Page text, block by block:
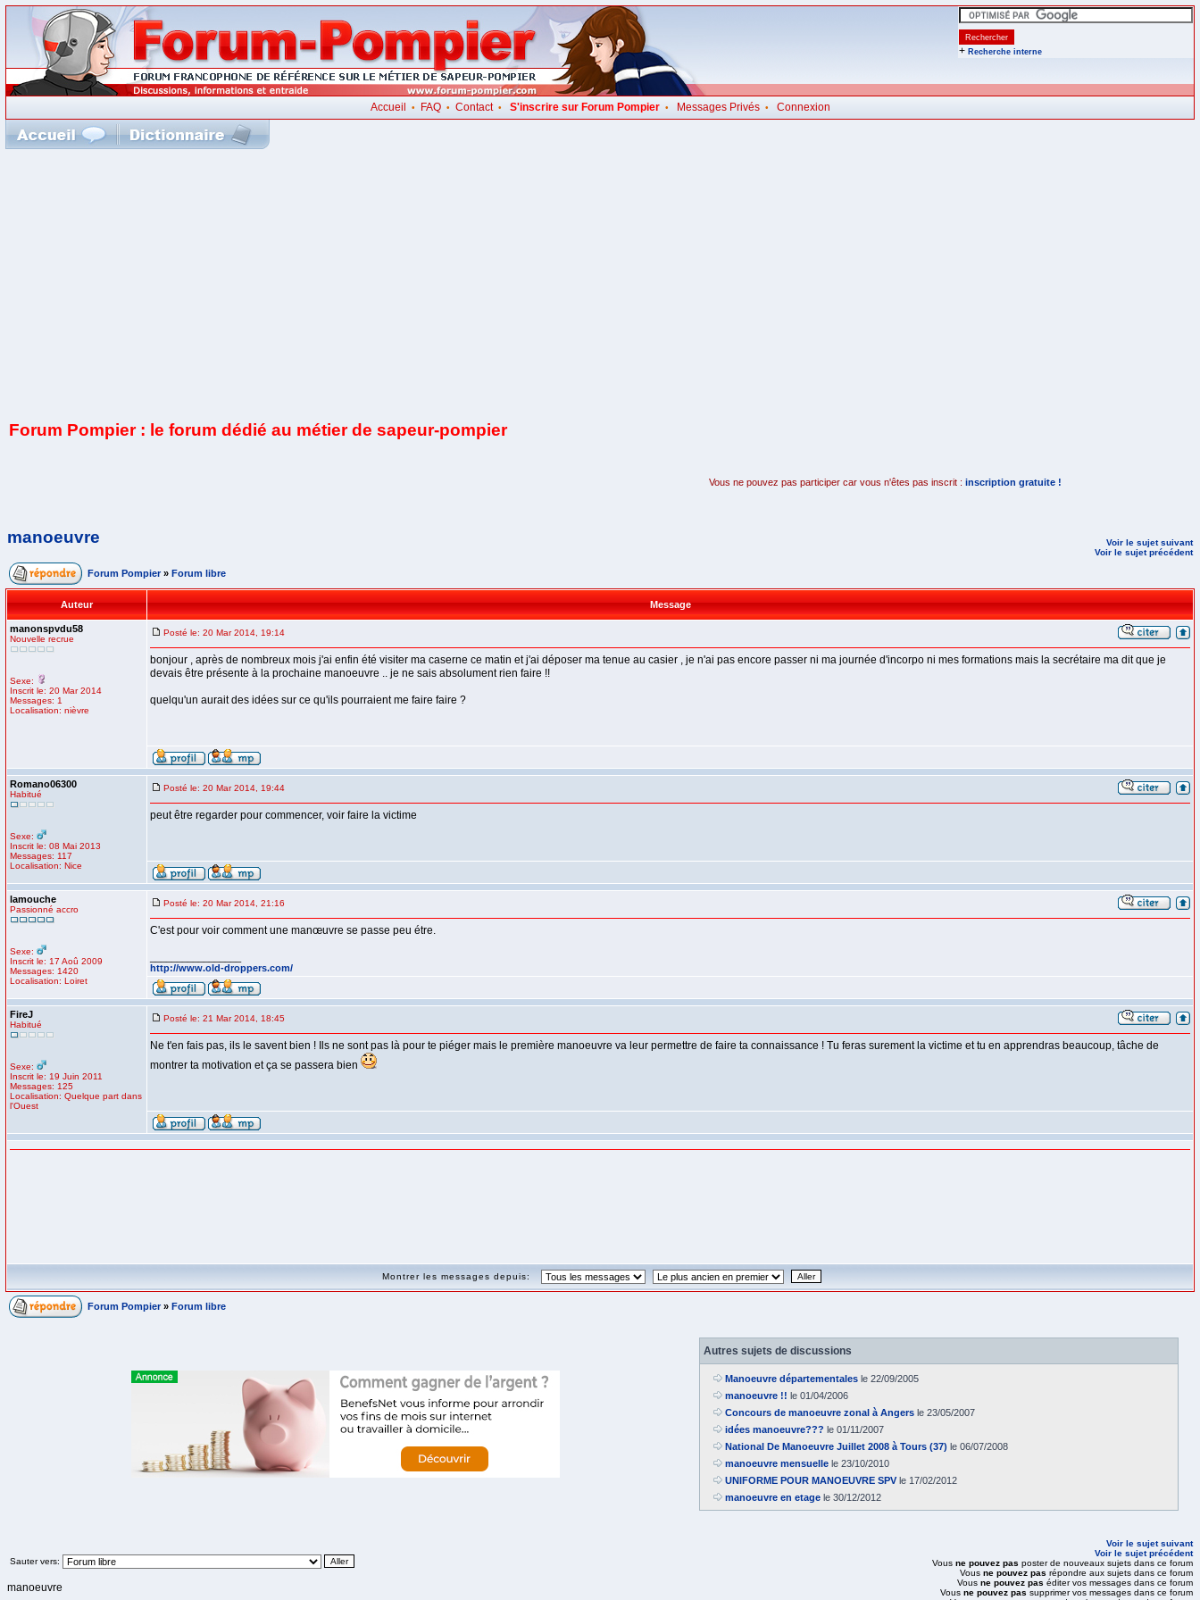
+ Recherche interne
Accueil • FAQ• Contact• S'inscrire sur Forum Pompier• Messages Privés• Connexion
Forum Pompier : le forum dédié au métier de sapeur-pompier
Vous ne pouvez pas participer car vous n'êtes pas inscrit : inscription gratuite !
manoeuvre
Voir le sujet suivant
Voir le sujet précédent
Forum Pompier » Forum libre
Auteur Message
manonspvdu58
Nouvelle recrue
Sexe:
Inscrit le: 20 Mar 2014
Messages: 1
Localisation: nièvre
Posté le: 20 Mar 2014, 19:14
bonjour , après de nombreux mois j'ai enfin été visiter ma caserne ce matin et j'ai déposer ma tenue au casier , je n'ai pas encore passer ni ma journée d'incorpo ni mes formations mais la secrétaire ma dit que je
devais être présente à la prochaine manoeuvre .. je ne sais absolument rien faire !!
quelqu'un aurait des idées sur ce qu'ils pourraient me faire faire ?
Romano06300
Habitué
Sexe:
Inscrit le: 08 Mai 2013
Messages: 117
Localisation: Nice
Posté le: 20 Mar 2014, 19:44
peut être regarder pour commencer, voir faire la victime
lamouche
Passionné accro
Sexe:
Inscrit le: 17 Aoû 2009
Messages: 1420
Localisation: Loiret
Posté le: 20 Mar 2014, 21:16
C'est pour voir comment une manœuvre se passe peu étre.
http://www.old-droppers.com/
FireJ
Habitué
Sexe:
Inscrit le: 19 Juin 2011
Messages: 125
Localisation: Quelque part dans
l'Ouest
Posté le: 21 Mar 2014, 18:45
Ne t'en fais pas, ils le savent bien ! Ils ne sont pas là pour te piéger mais le première manoeuvre va leur permettre de faire ta connaissance ! Tu feras surement la victime et tu en apprendras beaucoup, tâche de
montrer ta motivation et ça se passera bien
Montrer les messages depuis:
Forum Pompier » Forum libre
Autres sujets de discussions
Manoeuvre départementales le 22/09/2005
manoeuvre !! le 01/04/2006
Concours de manoeuvre zonal à Angers le 23/05/2007
idées manoeuvre??? le 01/11/2007
National De Manoeuvre Juillet 2008 à Tours (37) le 06/07/2008
manoeuvre mensuelle le 23/10/2010
UNIFORME POUR MANOEUVRE SPVle 17/02/2012
manoeuvre en etage le 30/12/2012
Sauter vers:
manoeuvre
Voir le sujet suivant
Voir le sujet précédent
Vous ne pouvez pas poster de nouveaux sujets dans ce forum
Vous ne pouvez pas répondre aux sujets dans ce forum
Vous ne pouvez pas éditer vos messages dans ce forum
Vous ne pouvez pas supprimer vos messages dans ce forum